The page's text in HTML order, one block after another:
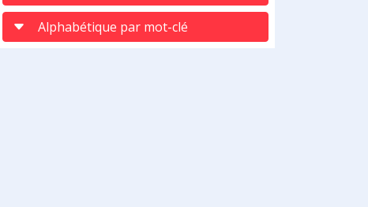
Alphabétique par mot-clé